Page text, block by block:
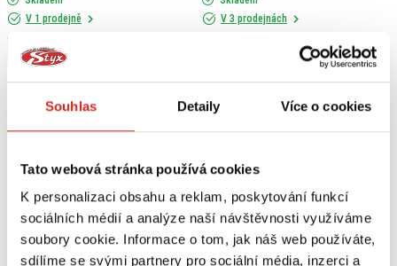
Souhlas Detaily Více o cookies
Tato webová stránka používá cookies
K personalizaci obsahu a reklam, poskytování funkcí
sociálních médií a analýze naší návštěvnosti využíváme
soubory cookie. Informace o tom, jak náš web používáte,
sdílíme se svými partnery pro sociální média, inzerci a
V 1 prodejně
Koupit
V 3 prodejnách